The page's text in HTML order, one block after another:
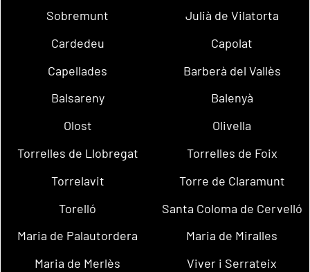
Sobremunt
Julià de Vilatorta
Cardedeu
Capolat
Capellades
Barberà del Vallès
Balsareny
Balenyà
Olost
Olivella
Torrelles de Llobregat
Torrelles de Foix
Torrelavit
Torre de Claramunt
Torelló
Santa Coloma de Cervelló
Maria de Palautordera
Maria de Miralles
Maria de Merlès
Viver i Serrateix